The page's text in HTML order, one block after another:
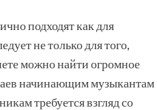
подходят как для
не только для того,
можно найти огромное
начинающим музыкантам
требуется взгляд со